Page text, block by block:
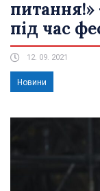
під час
12. 09. 2021
Новини